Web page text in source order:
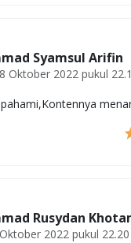
Syamsul Arifin
Oktober 2022 pukul
Rusydan
2022 pukul 22.20